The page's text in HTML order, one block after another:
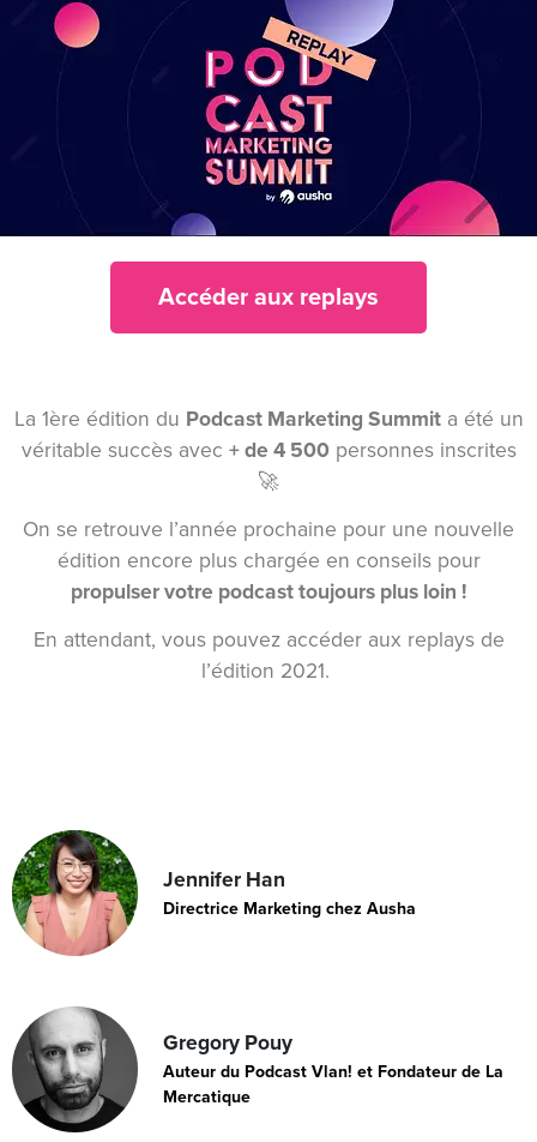
Accéder aux replays
La 1ère édition du Podcast Marketing Summita été un
véritable succès avec + de 4 500personnes inscrites
🚀
On se retrouve l’année prochaine pour une nouvelle
édition encore plus chargée en conseils pour
propulser votre podcast toujours plus loin !
En attendant, vous pouvez accéder aux replays de
l’édition 2021.
Jennifer Han
Directrice Marketing chez Ausha
Gregory Pouy
Auteur du Podcast Vlan! et Fondateur de La
Mercatique